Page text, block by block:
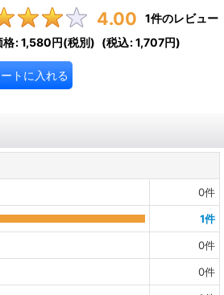
4.00 1件のレビュー
格:1,580円(税別) (税込:1,707円)
トに入れる
0件
1件
0件
0件